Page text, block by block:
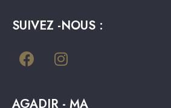
SUIVEZ -NOUS :
AGADIR - MA